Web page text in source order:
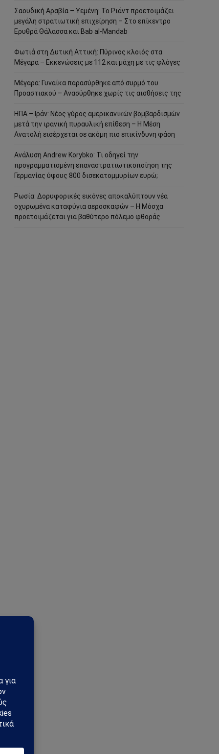
Σαουδική Αραβία – Υεμένη: Το Ριάντ προετοιμάζει
μεγάλη στρατιωτική επιχείρηση – Στο επίκεντρο
Ερυθρά Θάλασσα και Bab al-Mandab
Φωτιά στη Δυτική Αττική: Πύρινος κλοιός στα
Μέγαρα – Εκκενώσεις με 112 και μάχη με τις φλόγες
Μέγαρα: Γυναίκα παρασύρθηκε από συρμό του
Προαστιακού – Ανασύρθηκε χωρίς τις αισθήσεις της
ΗΠΑ – Ιράν: Νέος γύρος αμερικανικών βομβαρδισμών
μετά την ιρανική πυραυλική επίθεση – Η Μέση
Ανατολή εισέρχεται σε ακόμη πιο επικίνδυνη φάση
Ανάλυση Andrew Korybko: Τι οδηγεί την
προγραμματισμένη επαναστρατιωτικοποίηση της
Γερμανίας ύψους 800 δισεκατομμυρίων ευρώ;
Ρωσία: Δορυφορικές εικόνες αποκαλύπτουν νέα
οχυρωμένα καταφύγια αεροσκαφών – Η Μόσχα
προετοιμάζεται για βαθύτερο πόλεμο φθοράς